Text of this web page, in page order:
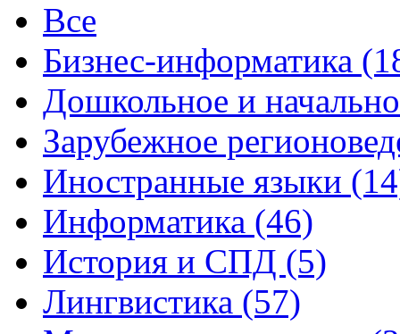
Все
Бизнес-информатика
Дошкольное и
Зарубежное
Иностранные языки
Информатика (46)
История и СПД (5)
Лингвистика (57)